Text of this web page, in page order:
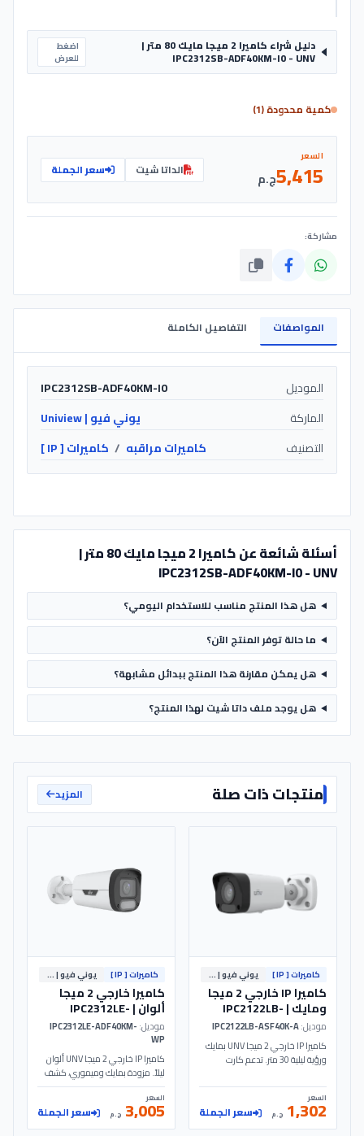
دليل شراء كاميرا 2 ميجا مايك 80 متر |
IPC2312SB-ADF40KM-I0 - UNV
اضغط
للعرض
كمية محدودة (1)
السعر
5,415ج.م الداتا شيت سعر الجملة
مشاركة:
المواصفات التفاصيل الكاملة
الموديل
IPC2312SB-ADF40KM-I0
الماركة
يوني فيو | Uniview
التصنيف
كاميرات مراقبه / كاميرات [ IP ]
أسئلة شائعة عن كاميرا 2 ميجا مايك 80 متر |
IPC2312SB-ADF40KM-I0 - UNV
هل هذا المنتج مناسب للاستخدام اليومي؟
ما حالة توفر المنتج الآن؟
هل يمكن مقارنة هذا المنتج ببدائل مشابهة؟
هل يوجد ملف داتا شيت لهذا المنتج؟
منتجات ذات صلة المزيد
كاميرات [ IP ] يوني فيو | Uniview
كاميرا IP خارجي 2 ميجا
ومايك | IPC2122LB-
ASF40K-A - UNV
موديل:
كاميرا IP خارجي 2 ميجا UNV بمايك
ورؤية ليلية 30 متر. تدعم كارت
ضد المياه، وتعمل بنظام PoE. موديل
IPC2122LB-ASF40K-A - UNV.
السعر
1,302 ج.م سعر الجملة
كاميرات [ IP ] يوني فيو | Uniview
كاميرا خارجي 2 ميجا
ألوان | IPC2312LE-
ADF40KM-WP - UNV
موديل: IPC2312LE-ADF40KM-
WP
كاميرا IP خارجي 2 ميجا UNV ألوان
ليلاً. مزودة بمايك وميموري، كشف
البشر/السيارات، حماية IP67 وتدعم
ADF40KM-WP - UNV.
السعر
3,005 ج.م سعر الجملة